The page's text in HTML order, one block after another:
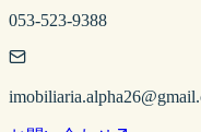
053-523-9388